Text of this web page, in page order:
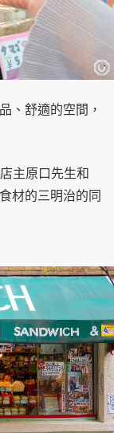
、舒適的空間，
主原口先生和
材的三明治的同